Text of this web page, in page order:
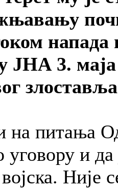
напада
ЈНА 3.
на питања
и да
Није